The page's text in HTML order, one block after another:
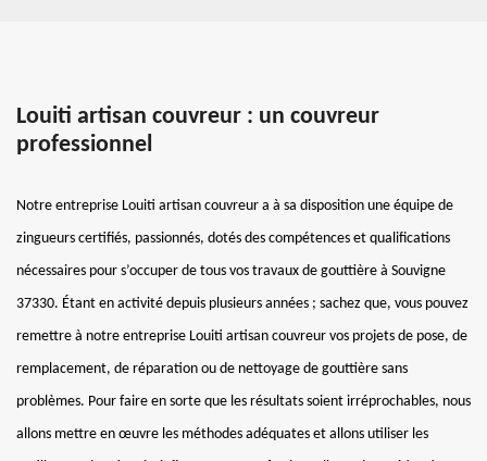
Louiti artisan couvreur : un couvreur
professionnel
Notre entreprise Louiti artisan couvreur a à sa disposition une équipe de
zingueurs certifiés, passionnés, dotés des compétences et qualifications
nécessaires pour s’occuper de tous vos travaux de gouttière à Souvigne
37330. Étant en activité depuis plusieurs années ; sachez que, vous pouvez
remettre à notre entreprise Louiti artisan couvreur vos projets de pose, de
remplacement, de réparation ou de nettoyage de gouttière sans
problèmes. Pour faire en sorte que les résultats soient irréprochables, nous
allons mettre en œuvre les méthodes adéquates et allons utiliser les